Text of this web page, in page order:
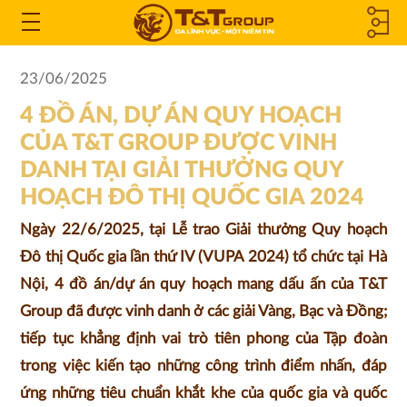
Open
Menu
CÔNG TY
VIÊN &
CÔNG TY
LIÊN KẾT
23/06/2025
4 ĐỒ ÁN, DỰ ÁN QUY HOẠCH
CỦA T&T GROUP ĐƯỢC VINH
DANH TẠI GIẢI THƯỞNG QUY
HOẠCH ĐÔ THỊ QUỐC GIA 2024
Ngày 22/6/2025, tại Lễ trao Giải thưởng Quy hoạch
Đô thị Quốc gia lần thứ IV (VUPA 2024) tổ chức tại Hà
Nội, 4 đồ án/dự án quy hoạch mang dấu ấn của T&T
Group đã được vinh danh ở các giải Vàng, Bạc và Đồng;
tiếp tục khẳng định vai trò tiên phong của Tập đoàn
trong việc kiến tạo những công trình điểm nhấn, đáp
ứng những tiêu chuẩn khắt khe của quốc gia và quốc